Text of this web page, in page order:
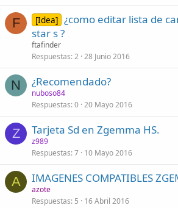
F [Idea] ¿como editar lista de
star s ?
ftafinder
Respuestas 2 28 Junio 2016
N ¿Recomendado?
nuboso84
Respuestas 0 20 Mayo 2016
Z Tarjeta Sd en Zgemma HS.
z989
Respuestas 7 10 Mayo 2016
A IMAGENES COMPATIBLES
azote
Respuestas 5 16 Abril 2016